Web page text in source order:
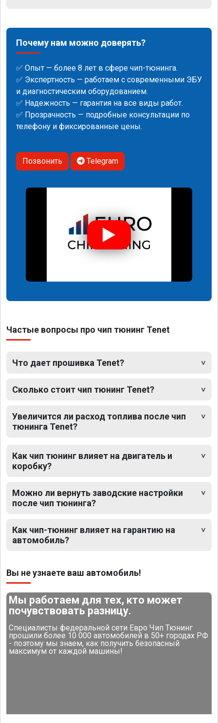
Почему нам можно доверять?
✅ Опыт — более 8 лет в сфере чип-тюнинга.
✅ Экспертность — работаем с современными ЭБУ
и диагностическим оборудованием.
✅ Надежность — гарантия на все виды работ.
✅ Прозрачность — подробные консультации по
телефону и фиксированные цены.
Позвонить Telegram
Частые вопросы про чип тюнинг Tenet
Что дает прошивка Tenet?
Сколько стоит чип тюнинг Tenet?
Увеличится ли расход топлива после чип
тюнинга Tenet?
Как чип тюнинг влияет на двигатель и
коробку?
Можно ли вернуть заводские настройки
после чип тюнинга?
Как чип-тюнинг влияет на гарантию на
автомобиль?
Вы не узнаете ваш автомобиль!
Мы работаем для тех, кто может
почувствовать разницу.
Специалисты федеральной сети Евро Чип Тюнинг
прошили более 10 000 автомобилей в 50+ городах РФ
- поэтому мы знаем, как получить безопасный
максимум от каждой машины!